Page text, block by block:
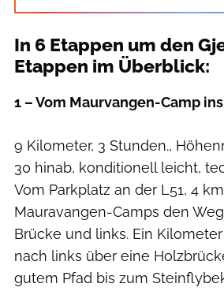
In 6 Etappen um den
Etappen im Überblick:
1 – Vom Maurvangen-Camp
9 Kilometer, 3 Stunden.,
30 hinab, konditionell leicht,
Vom Parkplatz an der L51, 4
Mauravangen-Camps den
Brücke und links. Ein
nach links über eine
gutem Pfad bis zum